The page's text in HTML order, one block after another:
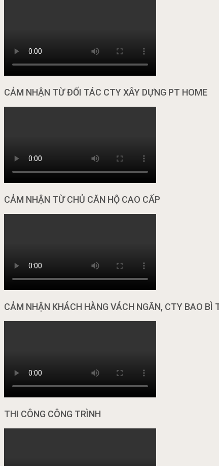
CẢM NHẬN TỪ ĐỐI TÁC CTY XÂY DỰNG PT HOME
CẢM NHẬN TỪ CHỦ CĂN HỘ CAO CẤP
CẢM NHẬN KHÁCH HÀNG VÁCH NGĂN, CTY BAO BÌ
THI CÔNG CÔNG TRÌNH